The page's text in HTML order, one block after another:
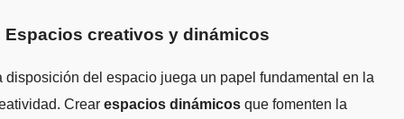
Espacios creativos y dinámicos
disposición del espacio juega un papel fundamental en la
Crear espacios dinámicos que fomenten la